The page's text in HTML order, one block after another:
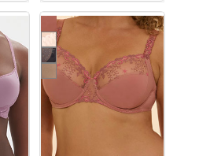
SIMONE PÉRÈLE